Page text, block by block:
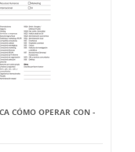
CÓMO OPERAR CON -